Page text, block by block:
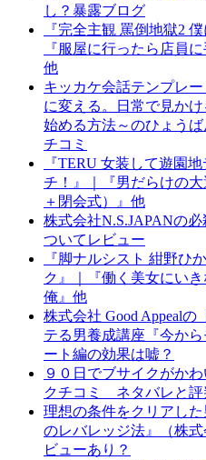
し？暴露ブログ
『完全主観 罵倒地獄2
『服屋に行ったら店員
他
キッカケ会話テンプレ
に変える。日常で見か
始める方法～のひょう
チコミ
『TERU 女装して遊園
チ！』｜『男だらけの
＋閉会式）』他
株式会社N.S.JAPANの
ついてレビュー
『脚ナルシスト 紺野ひ
ク』｜『働く美女にい
俺』他
株式会社 Good Appeal
テる男養成講座『今か
ート編の効果は嘘？
９０日でブサイクがか
クチコミ ネタバレと評
理想の条件をクリアし
のレバレッジ法』（株式
ビューあり？